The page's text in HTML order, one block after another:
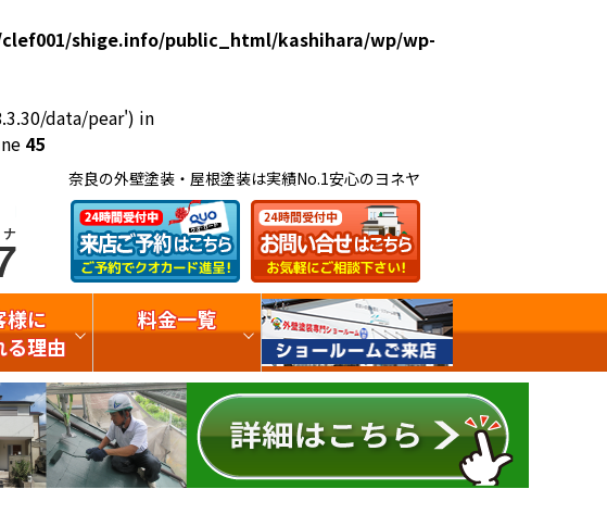
shige.info/public_html/kashihara/wp/wp-
data/pear') in
45
奈良の外壁塗装・屋根塗装は実績No.1安心のヨネヤ
様に
る理由
料金一覧